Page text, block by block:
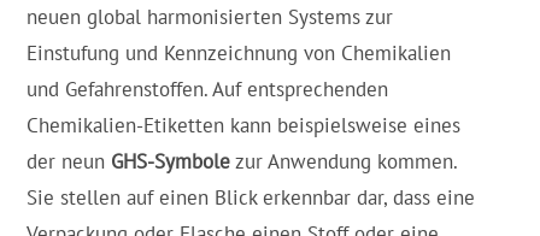
neuen global harmonisierten Systems zur
Einstufung und Kennzeichnung von Chemikalien
und Gefahrenstoffen. Auf entsprechenden
Chemikalien-Etiketten kann beispielsweise eines
der neun GHS-Symbolezur Anwendung kommen.
Sie stellen auf einen Blick erkennbar dar, dass eine